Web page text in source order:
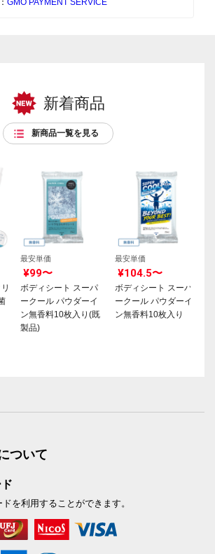
GMO PAYMENT SERVICE
新着商品
新商品一覧を見る
最安単価
¥99〜
ボディシート スーパ
ークール パウダーイ
ン無香料10枚入り(既
製品)
最安単価
¥104.5〜
ボディシート スーパ
ークール パウダーイ
ン無香料10枚入り
ついて
を利用することができます。